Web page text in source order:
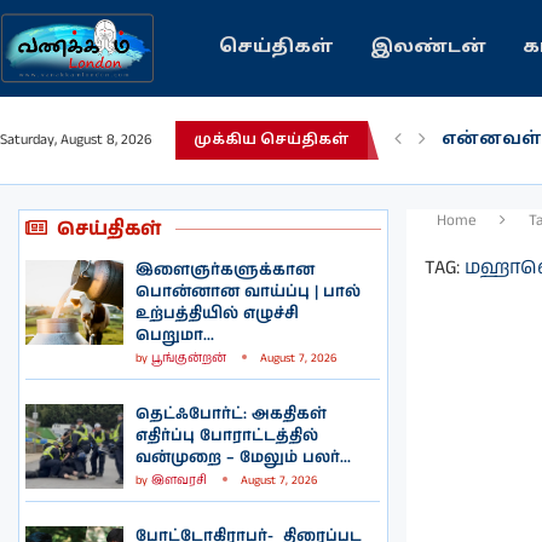
செய்திகள் இலண்டன்
Saturday, August 8, 2026 முக்கிய செய்திகள்
என்னவள்!
செய்திகள்
இளைஞர்களுக்கான
பொன்னான வாய்ப்பு | பால்
உற்பத்தியில் எழுச்சி
பெறுமா...
by பூங்குன்றன் August 7, 2026
தெட்ஃபோர்ட்: அகதிகள்
எதிர்ப்பு போராட்டத்தில்
வன்முறை – மேலும் பலர்...
by இளவரசி August 7, 2026
போட்டோகிராபர்- ‌ திரைப்பட
Home
TAG: